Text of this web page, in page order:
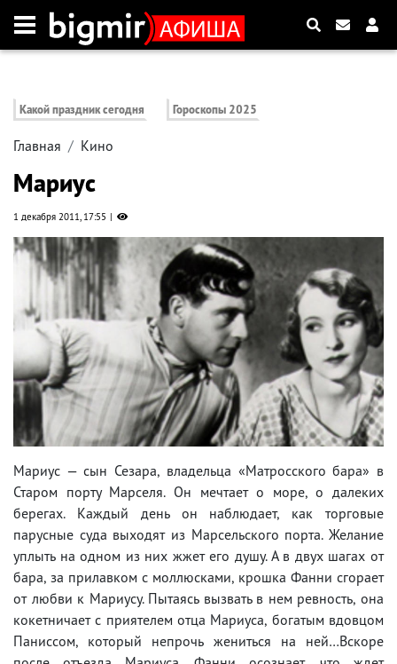
Какой праздник сегодня Гороскопы 2025
Главная Кино
Мариус
1 декабря 2011, 17:55
Мариус — сын Сезара, владельца «Матросского бара» в
Старом порту Марселя. Он мечтает о море, о далеких
берегах. Каждый день он наблюдает, как торговые
парусные суда выходят из Марсельского порта. Желание
уплыть на одном из них жжет его душу. А в двух шагах от
бара, за прилавком с моллюсками, крошка Фанни сгорает
от любви к Мариусу. Пытаясь вызвать в нем ревность, она
кокетничает с приятелем отца Мариуса, богатым вдовцом
Паниссом, который непрочь жениться на ней…Вскоре